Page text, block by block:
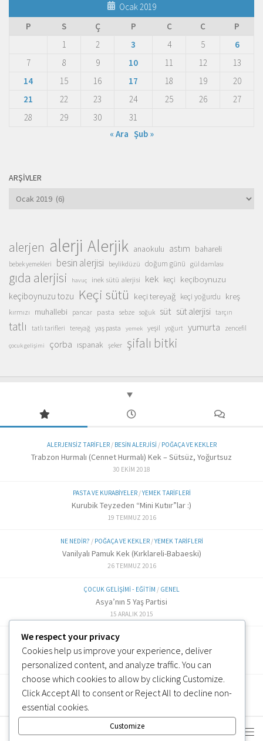
Ocak 2019
P
S Ç P C C
P
1
2 3 4 5
6
7
8 9 10 11 12
13
14
15 16 17 18 19
20
21
22 23 24 25 26
27
28
29 30
31
« Ara Şub »
ARŞIVLER
Arşivler
alerjen alerji Alerjik anaokulu astım bahareli
bebek yemekleri besin alerjisi beylikdüzü doğum günü gül damlası
gıda alerjisi havuç inek sütü alerjisi kek keçi keçiboynuzu
keçiboynuzu tozu Keçi sütü keçi tereyağ keçi yoğurdu kreş
kırmızı muhallebi pancar pasta sebze soğuk süt süt alerjisi tarçın
tatlı tatlı tarifleri tereyağ yaş pasta yemek yeşil yoğurt yumurta zencefil
çocuk gelişimi çorba ıspanak şeker şifalı bitki
ALERJENSIZ TARIFLER/ BESIN ALERJISI / POĞAÇA VE KEKLER
Trabzon Hurmalı (Cennet Hurmalı) Kek – Sütsüz, Yoğurtsuz
30 EKIM 2018
PASTA VE KURABIYELER/YEMEK TARIFLERI
Kurubik Teyzeden “Mini Kutıır”lar :)
19 TEMMUZ 2016
NE NEDIR? / POĞAÇA VE KEKLER/YEMEK TARIFLERI
Vanilyalı Pamuk Kek (Kırklareli-Babaeski)
26 TEMMUZ 2016
ÇOCUK GELIŞIMI - EĞITIM / GENEL
Asya’nın 5 Yaş Partisi
15 ARALIK 2015
ALTERNATIF TARIFLER
Labne Peynir Yapımı (6 ve üzeri)
3 OCAK 2019
We respect your privacy
Cookies help us improve your experience, deliver
personalized content, and analyze traffic. You can
choose which cookies to allow by clicking Customize
ClickAccept All to consent or Reject All to decline non-
essential cookies.
Customize